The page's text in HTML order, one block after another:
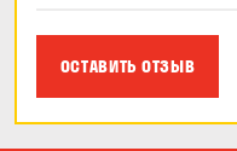
ОСТАВИТЬ ОТЗЫВ